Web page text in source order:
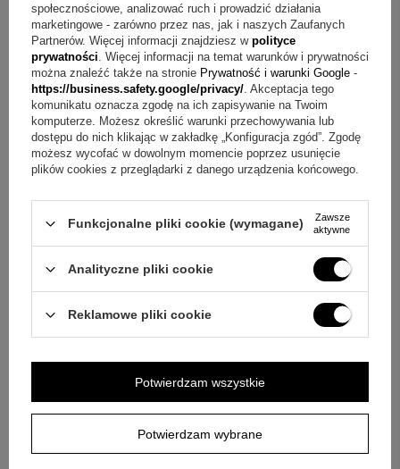
Obrazek z Świętą Rodziną
Personalizowany grawerunek
Tekturowe pudełeczko producenta
Pytania przed zakupem obrazka z grawerem
Pytanie:
Jaką treść można umieścić na grawerunku?
Odpowiedź:Na grawerunku można umieścić imię dziecka,
życzenia lub cytat z Biblii
Pytanie:Jak wykonywany jest grawerunek?Odpowiedź:
Grawer wykonujemy precyzyjną i trwałą metodą laserową
Jak można wyeksponować obrazek po
uroczystości?
Odpowiedź: Obrazek można zarówno
społecznościowe, analizować ruch i prowadzić działania
marketingowe - zarówno przez nas, jak i naszych Zaufanych
Partnerów. Więcej informacji znajdziesz w polityce
prywatności. Więcej informacji na temat warunków i prywatności
można znaleźć także na stronie Prywatność i warunki Google -
https://business.safety.google/privacy/. Akceptacja tego
komunikatu oznacza zgodę na ich zapisywanie na Twoim
komputerze. Możesz określić warunki przechowywania lub
dostępu do nich klikając w zakładkę „Konfiguracja zgód”. Zgodę
możesz wycofać w dowolnym momencie poprzez usunięcie
plików cookies z przeglądarki z danego urządzenia końcowego.
Funkcjonalne pliki cookie (wymagane)
Zawsze
aktywne
Analityczne pliki cookie
Reklamowe pliki cookie
Potwierdzam wybrane
Potwierdzam wszystkie